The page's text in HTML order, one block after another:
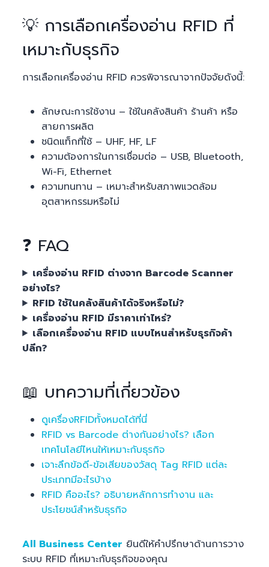
💡 การเลือกเครื่องอ่าน RFID ที่
เหมาะกับธุรกิจ
การเลือกเครื่องอ่าน RFID ควรพิจารณาจากปัจจัยดังนี้:
ลักษณะการใช้งาน – ใช้ในคลังสินค้า ร้านค้า หรือ
สายการผลิต
ชนิดแท็กที่ใช้ – UHF, HF, LF
ความต้องการในการเชื่อมต่อ – USB, Bluetooth,
Wi-Fi, Ethernet
ความทนทาน – เหมาะสำหรับสภาพแวดล้อม
อุตสาหกรรมหรือไม่
❓ FAQ
เครื่องอ่าน RFID ต่างจาก Barcode Scanner
อย่างไร?
RFID ใช้ในคลังสินค้าได้จริงหรือไม่?
เครื่องอ่าน RFID มีราคาเท่าไหร่?
เลือกเครื่องอ่าน RFID แบบไหนสำหรับธุรกิจค้า
ปลีก?
📖 บทความที่เกี่ยวข้อง
ดูเครื่องRFIDทั้งหมดได้ที่นี่
RFID vs Barcode ต่างกันอย่างไร? เลือก
เทคโนโลยีไหนให้เหมาะกับธุรกิจ
เจาะลึกข้อดี-ข้อเสียของวัสดุ Tag RFID แต่ละ
ประเภทมีอะไรบ้าง
RFID คืออะไร? อธิบายหลักการทำงาน และ
ประโยชน์สำหรับธุรกิจ
All Business Center ยินดีให้คำปรึกษาด้านการวาง
ระบบ RFID ที่เหมาะกับธุรกิจของคุณ